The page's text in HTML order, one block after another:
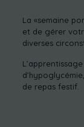
La «semaine
et de gérer
diverses
de repas festif.